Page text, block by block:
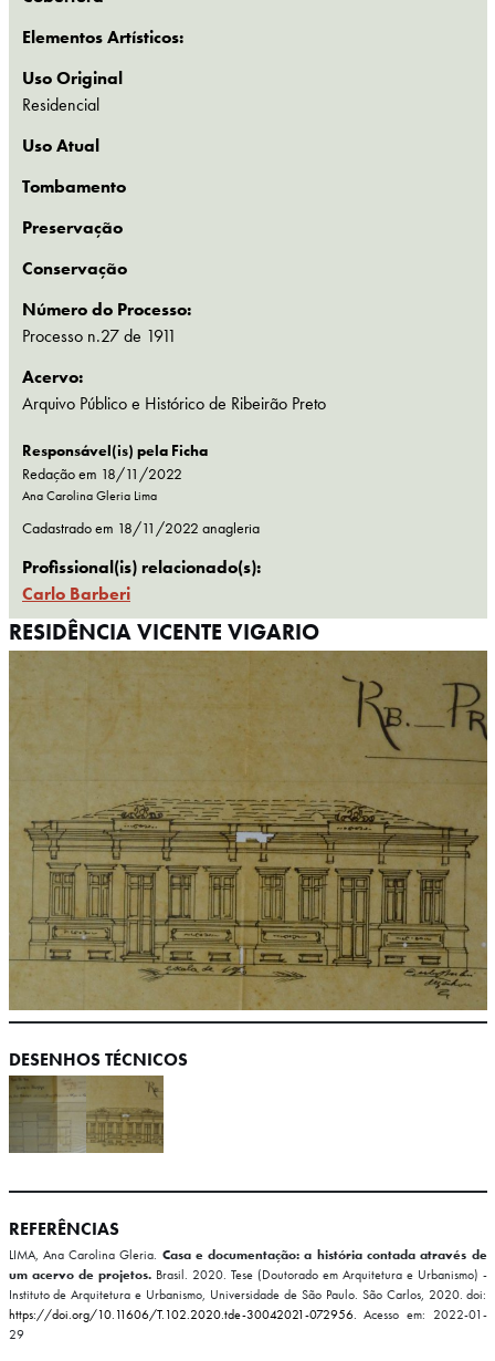
Elementos Artísticos:
Uso Original
Residencial
Uso Atual
Tombamento
Preservação
Conservação
Número do Processo:
Processo n.27 de 1911
Acervo:
Arquivo Público e Histórico de Ribeirão Preto
Responsável(is) pela Ficha
Redação em 18/11/2022
Ana Carolina Gleria Lima
Cadastrado em 18/11/2022 anagleria
Profissional(is) relacionado(s):
Carlo Barberi
RESIDÊNCIA VICENTE VIGARIO
DESENHOS TÉCNICOS
REFERÊNCIAS
LIMA, Ana Carolina Gleria. Casa e documentação: a história contada através de
um acervo de projetos.Brasil. 2020. Tese (Doutorado em Arquitetura e Urbanismo) -
Instituto de Arquitetura e Urbanismo, Universidade de São Paulo. São Carlos, 2020. doi:
https://doi.org/10.11606/T.102.2020.tde-30042021-072956. Acesso em: 2022-01-
29